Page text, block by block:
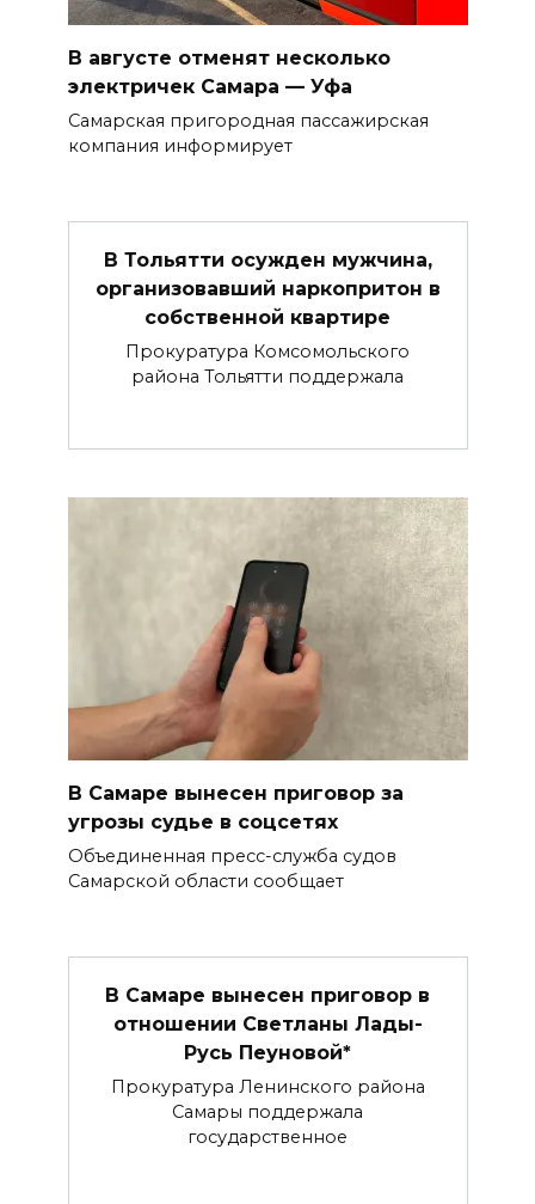
В августе отменят несколько
электричек Самара — Уфа
Самарская пригородная пассажирская
компания информирует
В Тольятти осужден мужчина,
организовавший наркопритон в
собственной квартире
Прокуратура Комсомольского
района Тольятти поддержала
В Самаре вынесен приговор за
угрозы судье в соцсетях
Объединенная пресс-служба судов
Самарской области сообщает
В Самаре вынесен приговор в
отношении Светланы Лады-
Русь Пеуновой*
Прокуратура Ленинского района
Самары поддержала
государственное